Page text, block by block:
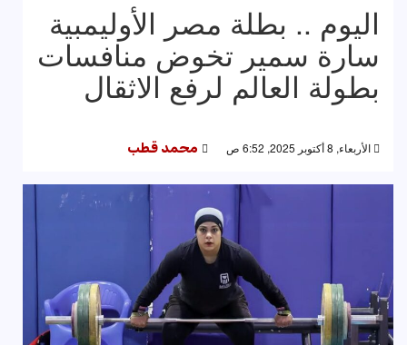
اليوم .. بطلة مصر الأوليمبية
سارة سمير تخوض منافسات
بطولة العالم لرفع الاثقال
الأربعاء, 8 أكتوبر 2025, 6:52 ص محمد قطب